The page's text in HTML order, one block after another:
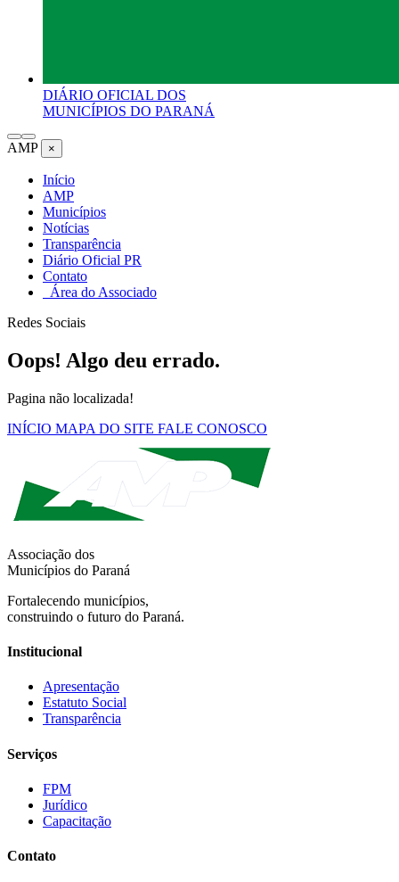
DIÁRIO OFICIAL DOS
MUNICÍPIOS DO PARANÁ
AMP ×
Início
AMP
Municípios
Notícias
Transparência
Diário Oficial PR
Contato
Área do Associado
Redes Sociais
Oops! Algo deu errado.
Pagina não localizada!
INÍCIO MAPA DO SITE FALE CONOSCO
Associação dos
Municípios do Paraná
Fortalecendo municípios,
construindo o futuro do Paraná.
Institucional
Apresentação
Estatuto Social
Transparência
Serviços
FPM
Jurídico
Capacitação
Contato